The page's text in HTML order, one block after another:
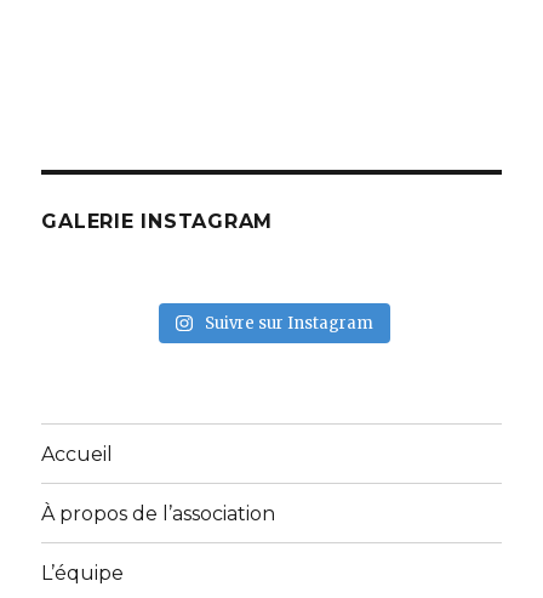
GALERIE INSTAGRAM
Suivre sur Instagram
Accueil
À propos de l’association
L’équipe